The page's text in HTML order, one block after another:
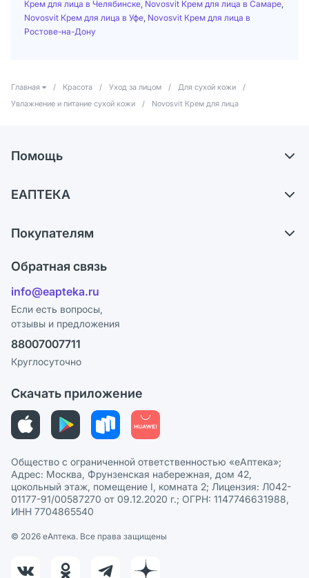
Крем для лица в Челябинске Novosvit Крем для лица в Самаре
Novosvit Крем для лица в Уфе Novosvit Крем для лица в
Ростове-на-Дону
Главная / Красота / Уход за лицом / Для сухой кожи
/
Увлажнение и питание сухой кожи
/ Novosvit Крем для лица
Помощь
Самовывоз из аптек
Ответы на вопросы
Блог
ЕАПТЕКА
Карьера
Поставщики
Лицензия
Реклама на сайте
Ваши товары на ЕАПТЕКЕ
Покупателям
Программа СберСпасибо
Политика конфиденциальности
Пользовательское соглашение
Политика рекомендаций
Этика и соответствие
Политика в отношении обработки персональных данных
Обратная связь
info@eapteka.ru
Если есть вопросы,
отзывы и предложения
88007007711
Круглосуточно
Скачать приложение
Общество с ограниченной ответственностью «еАптека»;
Адрес: Москва, Фрунзенская набережная, дом 42,
цокольный этаж, помещение I, комната 2; Лицензия: Л042-
01177-91/00587270 от 09.12.2020 г.; ОГРН: 1147746631988,
ИНН 7704865540
© 2026 eАптека. Все права защищены